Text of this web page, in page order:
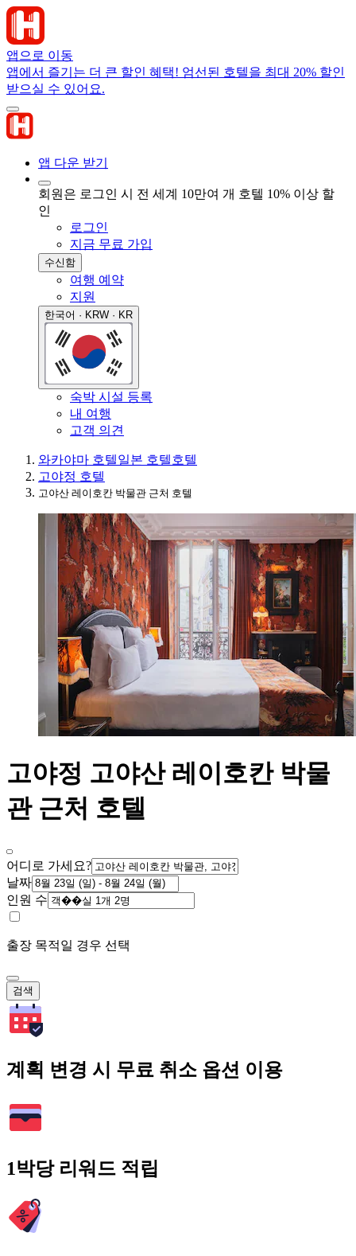
앱으로 이동
앱에서 즐기는 더 큰 할인 혜택! 엄선된 호텔을 최대 20% 할인
받으실 수 있어요.
앱 다운 받기
회원은 로그인 시 전 세계 10만여 개 호텔 10% 이상 할
인
로그인
지금 무료 가입
수신함
여행 예약
지원
한국어 · KRW · KR
숙박 시설 등록
내 여행
고객 의견
와카야마 호텔일본 호텔호텔
고야정 호텔
고야산 레이호칸 박물관 근처 호텔
고야정 고야산 레이호칸 박물
관 근처 호텔
어디로 가세요?
날짜
인원 수
출장 목적일 경우 선택
검색
계획 변경 시 무료 취소 옵션 이용
1박당 리워드 적립